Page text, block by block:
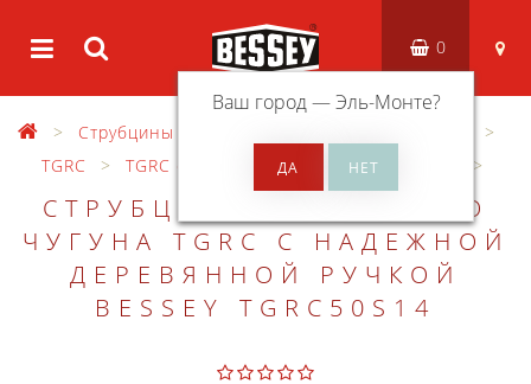
Ваш город —Эль-Монте?
0
Струбцины
TGRC
TGRС с надежной деревянной ручкой
СТРУБЦИНА ИЗ КОВКОГО
ЧУГУНА TGRC С НАДЕЖНОЙ
ДЕРЕВЯННОЙ РУЧКОЙ
BESSEY TGRC50S14